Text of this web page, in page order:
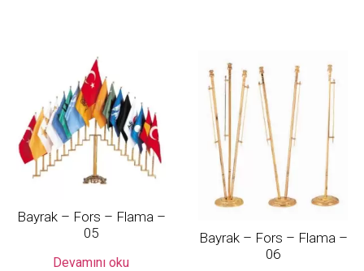
Bayrak – Fors – Flama –
05
Devamını oku
Bayrak – Fors – Flama –
06